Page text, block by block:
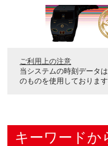
ご利用上の注意
当システムの時刻データは
のものを使用しております
キーワードか